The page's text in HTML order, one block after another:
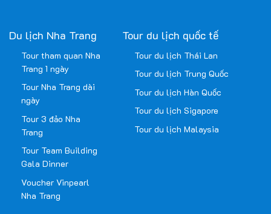
Du lịch Nha Trang
Tour tham quan Nha
Trang 1 ngày
Tour Nha Trang dài
ngày
Tour 3 đảo Nha
Trang
Tour Team Building
Gala Dinner
Voucher Vinpearl
Nha Trang
Tour du lịch quốc tế
Tour du lịch Thái Lan
Tour du lịch Trung Quốc
Tour du lịch Hàn Quốc
Tour du lịch Sigapore
Tour du lịch Malaysia